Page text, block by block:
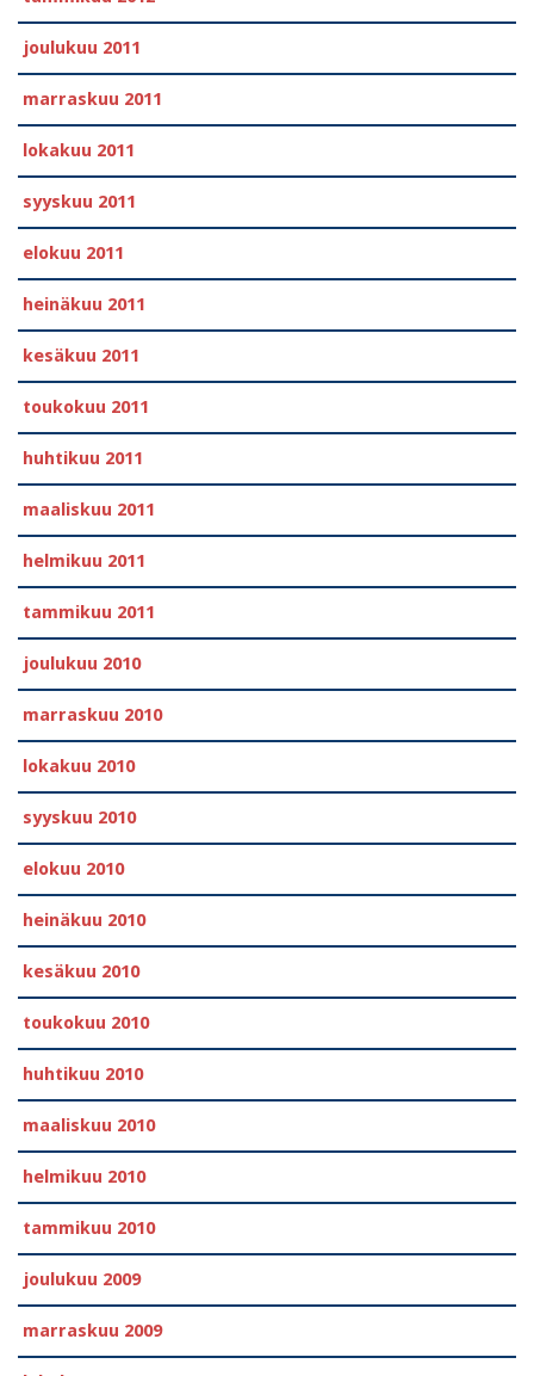
joulukuu 2011
marraskuu 2011
lokakuu 2011
syyskuu 2011
elokuu 2011
heinäkuu 2011
kesäkuu 2011
toukokuu 2011
huhtikuu 2011
maaliskuu 2011
helmikuu 2011
tammikuu 2011
joulukuu 2010
marraskuu 2010
lokakuu 2010
syyskuu 2010
elokuu 2010
heinäkuu 2010
kesäkuu 2010
toukokuu 2010
huhtikuu 2010
maaliskuu 2010
helmikuu 2010
tammikuu 2010
joulukuu 2009
marraskuu 2009